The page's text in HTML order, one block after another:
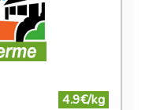
4.9€/kg